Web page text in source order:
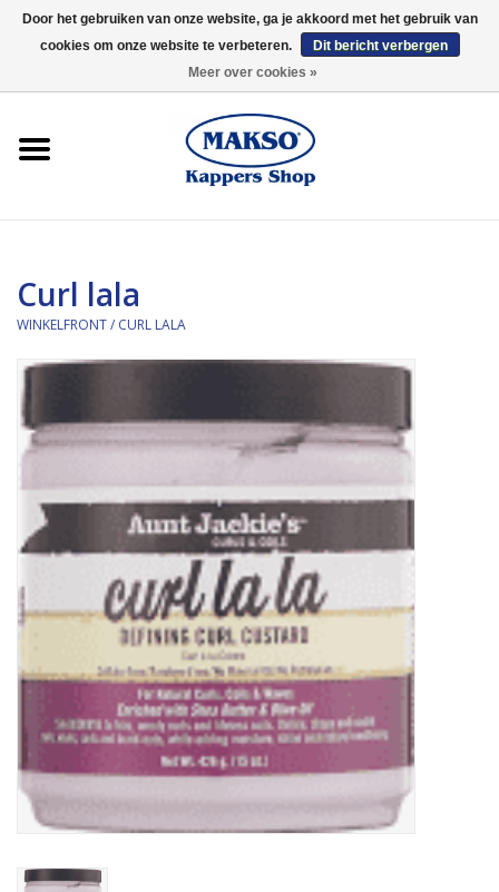
0 Artikelen - €0,00
Kaaral
360
Merken
Curl lala
WINKELFRONT/ CURL LALA
Door het gebruiken van onze website, ga je akkoord met het gebruik van
cookies om onze website te verbeteren.
Dit bericht verbergen
Meer over cookies »